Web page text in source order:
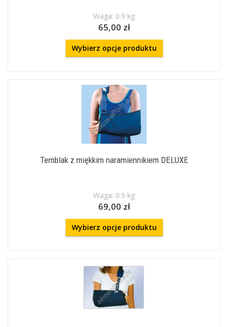
Waga: 0.9 kg
65,00 zł
Wybierz opcje produktu
Temblak z miękkim naramiennikiem DELUXE
Waga: 0.9 kg
69,00 zł
Wybierz opcje produktu